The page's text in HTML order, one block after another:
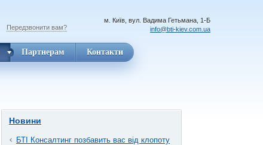
Передзвонити вам?
м. Київ, вул. Вадима Гетьмана, 1-Б
info@bti-kiev.com.ua
Партнерам Контакти
Новини
БТІ Консалтинг позбавить вас від клопоту